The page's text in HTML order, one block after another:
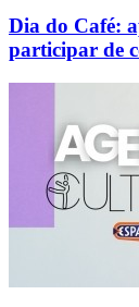
Dia do Café:
participar de